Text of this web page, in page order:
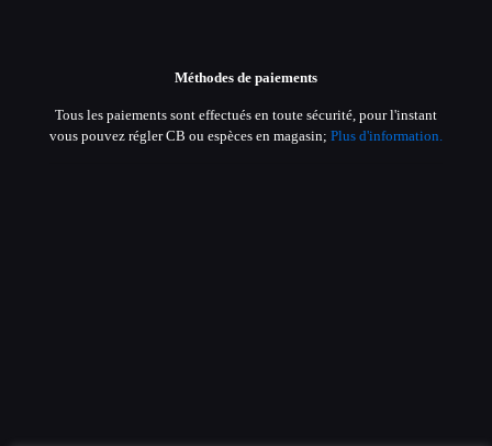
Méthodes de paiements
Tous les paiements sont effectués en toute sécurité, pour l'instant
vous pouvez régler CB ou espèces en magasin; Plus d'information.